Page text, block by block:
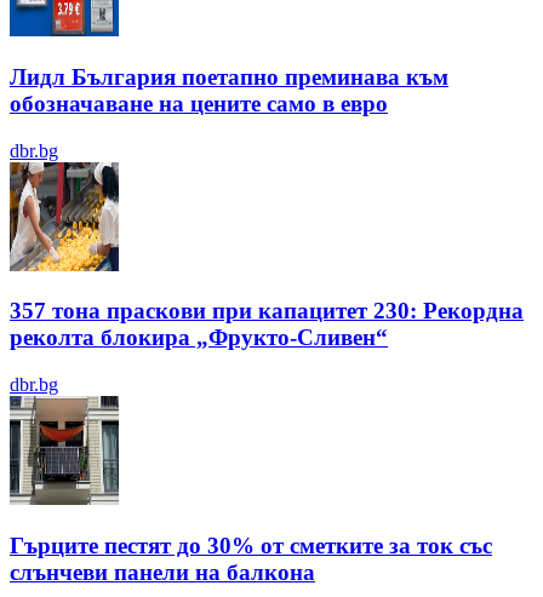
Лидл България поетапно преминава към
обозначаване на цените само в евро
dbr.bg
357 тона праскови при капацитет 230: Рекордна
реколта блокира „Фрукто-Сливен“
dbr.bg
Гърците пестят до 30% от сметките за ток със
слънчеви панели на балкона